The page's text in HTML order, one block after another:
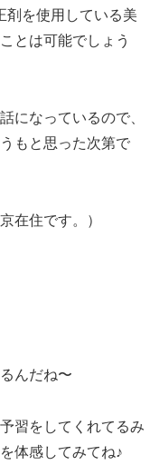
剤を使用している美
とは可能でしょう
になっているので、
もと思った次第で
在住です。）
んだね〜
習をしてくれてるみ
体感してみてね♪